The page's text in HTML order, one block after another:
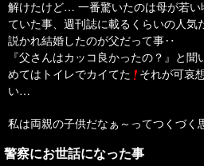
解けたけど… 一番驚いたのは母が若
ていた事、週刊誌に載るくらいの人気
説かれ結婚したのが父だって事‥
『父さんはカッコ良かったの？』と
めてはトイレでカイてた
それが可哀
い…
私は両親の子供だなぁ～ってつくづく
警察にお世話になった事